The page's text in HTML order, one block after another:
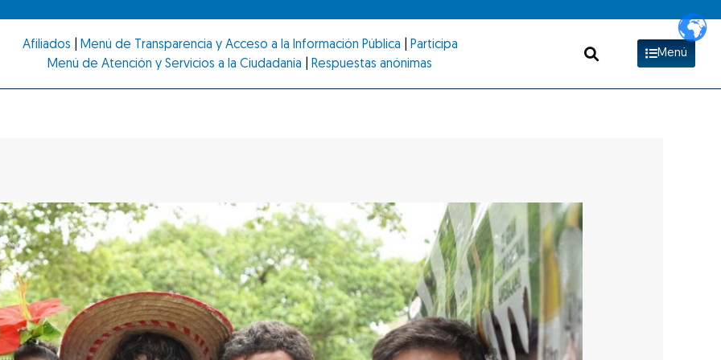
Afiliados Menú de Transparencia y Acceso a la Información Pública
Participa
Menú de Atención y Servicios a la Ciudadanía
Respuestas anónimas
Menú